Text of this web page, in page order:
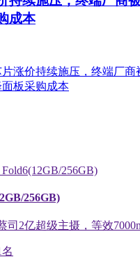
成本
256GB)
司2亿超级主摄，等效
名